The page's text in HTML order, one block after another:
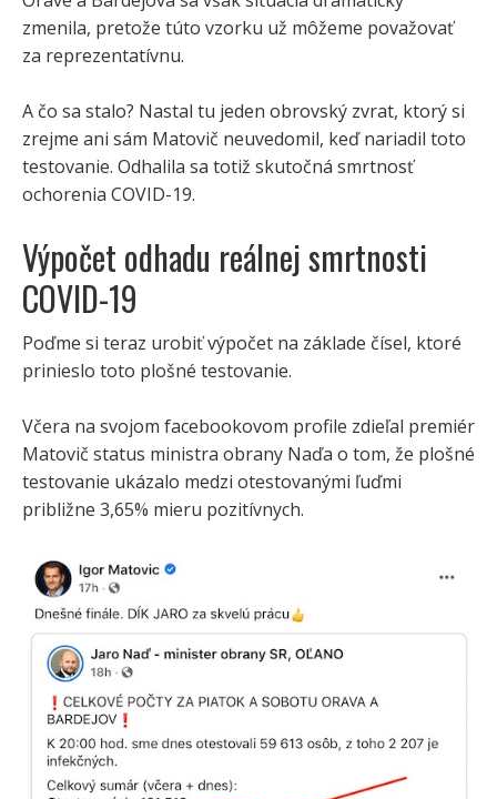
zmenila, pretože túto vzorku už môžeme považovať
za reprezentatívnu.
A čo sa stalo? Nastal tu jeden obrovský zvrat, ktorý si
zrejme ani sám Matovič neuvedomil, keď nariadil toto
testovanie. Odhalila sa totiž skutočná smrtnosť
ochorenia COVID-19.
Výpočet odhadu reálnej smrtnosti
COVID-19
Poďme si teraz urobiť výpočet na základe čísel, ktoré
prinieslo toto plošné testovanie.
Včera na svojom facebookovom profile zdieľal premiér
Matovič status ministra obrany Naďa o tom, že plošné
testovanie ukázalo medzi otestovanými ľuďmi
približne 3,65% mieru pozitívnych.